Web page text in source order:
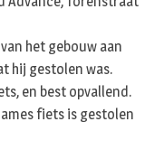
het gebouw aan
hij gestolen was.
en best opvallend.
fiets is gestolen